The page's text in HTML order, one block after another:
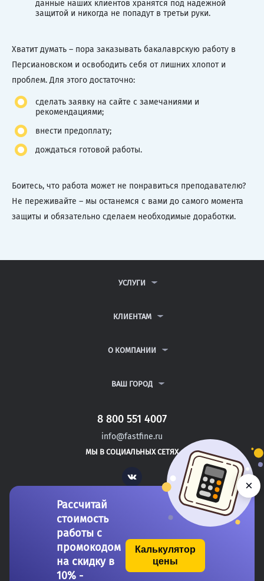
данные наших клиентов хранятся под надежной
защитой и никогда не попадут в третьи руки.
Хватит думать – пора заказывать бакалаврскую работу в
Персиановском и освободить себя от лишних хлопот и
проблем. Для этого достаточно:
сделать заявку на сайте с замечаниями и
рекомендациями;
внести предоплату;
дождаться готовой работы.
Боитесь, что работа может не понравиться преподавателю?
Не переживайте – мы останемся с вами до самого момента
защиты и обязательно сделаем необходимые доработки.
УСЛУГИ
ДИПЛОМНЫЕ РАБОТЫ
РЕФЕРАТЫ
КЛИЕНТАМ
ВОПРОСЫ И ОТВЕТЫ
ПОЛИТИКА КОНФИДЕНЦИАЛЬНОСТИ
О КОМПАНИИ
КОНТАКТЫ
ВАШ ГОРОД
САНКТ-ПЕТЕРБУРГ
РОСТОВ-НА-ДОНУ
ЕЛАБУГА
8 800 551 4007
info@fastfine.ru
МЫ В СОЦИАЛЬНЫХ СЕТЯХ
Vk
Copyright 2011-2026 FastFine.ru
Рассчитай
стоимость
работы с
промокодом
на скидку в
10% -
Калькулятор
цены
×